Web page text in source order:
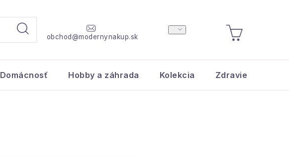
obchod@modernynakup.sk
NÁKUPNÝ
KOŠÍK
Domácnosť Hobby a záhrada Kolekcia Zdravie a krása